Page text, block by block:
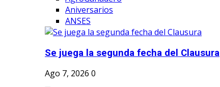
Aniversarios
ANSES
Se juega la segunda fecha del Clausura
Ago 7, 2026 0